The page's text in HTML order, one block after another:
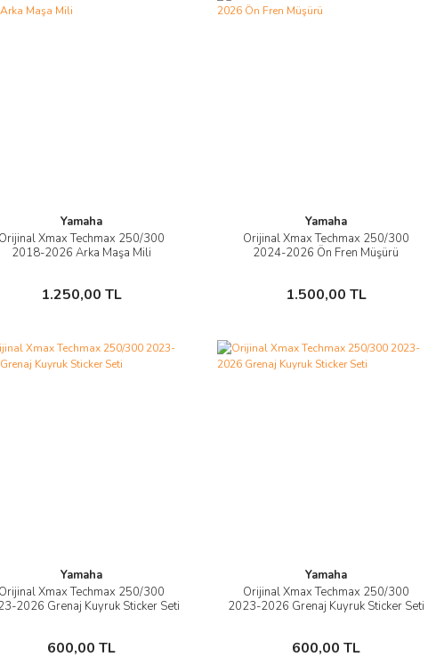
Yamaha
Xmax Techmax 250/300
2018-2026 Arka Maşa Mili
1.250,00 TL
İncele
Sepete Ekle
Yamaha
Orijinal Xmax Techmax 250/300
2024-2026 Ön Fren Müşürü
1.500,00 TL
İncele
Sepete Ekle
Yamaha
Xmax Techmax 250/300
2026 Grenaj Kuyruk Sticker Seti
600,00 TL
İncele
Sepete Ekle
Yamaha
Orijinal Xmax Techmax 250/300
2023-2026 Grenaj Kuyruk Sticker Seti
600,00 TL
İncele
Sepete Ekle